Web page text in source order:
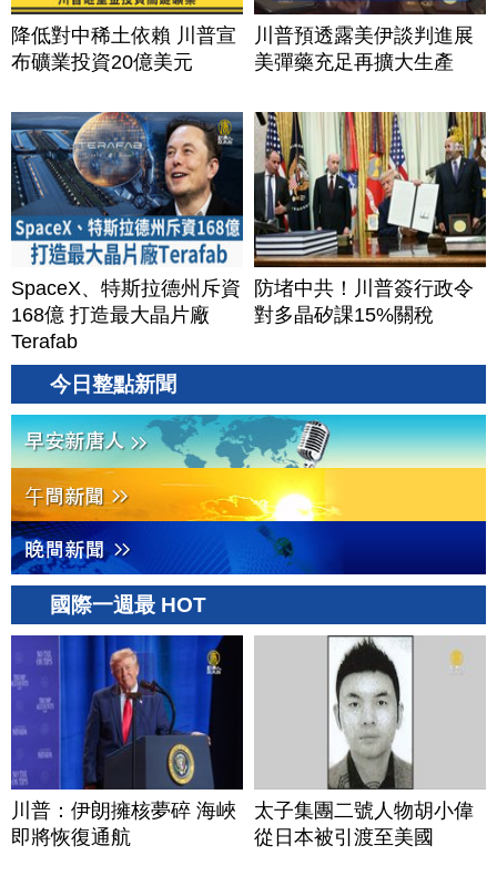
降低對中稀土依賴 川普宣
布礦業投資20億美元
川普預透露美伊談判進展
美彈藥充足再擴大生產
SpaceX、特斯拉德州斥資
168億 打造最大晶片廠
Terafab
防堵中共！川普簽行政令
對多晶矽課15%關稅
今日整點新聞
國際一週最 HOT
川普：伊朗擁核夢碎 海峽
即將恢復通航
太子集團二號人物胡小偉
從日本被引渡至美國